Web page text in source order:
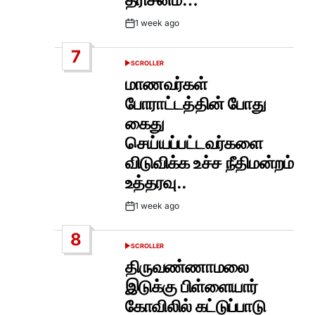
Post1 week ago
7
POSTED
SCROLLER
மாணவர்கள்
போராட்டத்தின் போது
கைது
செய்யப்பட்டவர்களை
விடுவிக்க உச்ச நீதிமன்றம்
உத்தரவு..
Post1 week ago
8
POSTED
SCROLLER
திருவண்ணாமலை
இடுக்கு பிள்ளையார்
கோவிலில் கட்டுப்பாடு